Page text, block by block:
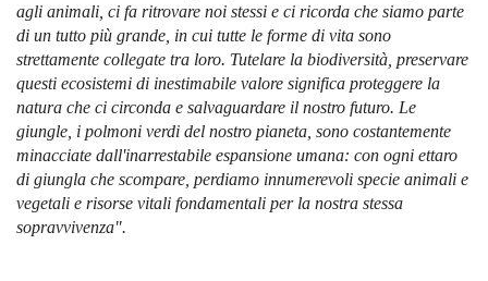
agli animali, ci fa ritrovare noi stessi e ci ricorda che siamo parte
di un tutto più grande, in cui tutte le forme di vita sono
strettamente collegate tra loro. Tutelare la biodiversità, preservare
questi ecosistemi di inestimabile valore significa proteggere la
natura che ci circonda e salvaguardare il nostro futuro. Le
giungle, i polmoni verdi del nostro pianeta, sono costantemente
minacciate dall'inarrestabile espansione umana: con ogni ettaro
di giungla che scompare, perdiamo innumerevoli specie animali e
vegetali e risorse vitali fondamentali per la nostra stessa
sopravvivenza".